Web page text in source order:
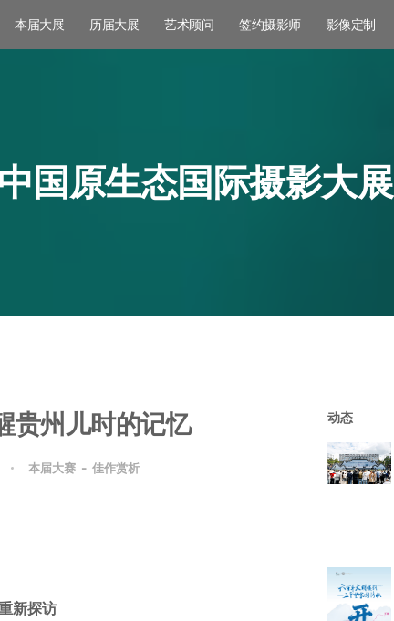
本届大展 历届大展 艺术顾问 签约摄影师 影像定制
国原生态国际摄影大展
贵州儿时的记忆
本届大赛 - 佳作赏析
新探访
动态